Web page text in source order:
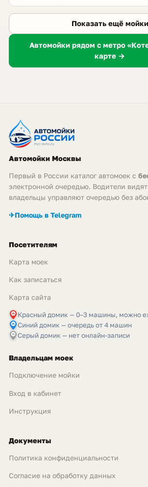
Показать ещё мойки
Автомойки рядом с метро
карте →
Автомойки Москвы
Первый в России каталог автомоек с
электронной очередью. Водители
владельцы управляют очередью без
✈Помощь в Telegram
Посетителям
Карта моек
Как записаться
Карта сайта
Красный домик — 0–3 машины, можно
Синий домик — очередь от 4 машин
Серый домик — нет онлайн-записи
Владельцам моек
Подключение мойки
Вход в кабинет
Инструкция
Документы
Политика конфиденциальности
Согласие на обработку данных